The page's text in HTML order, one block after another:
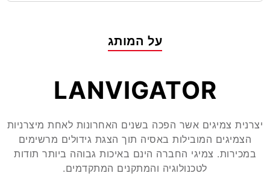
על המותג
LANVIGATOR
יצרנית צמיגים אשר הפכה בשנים האחרונות לאחת מיצרניות
הצמיגים המובילות באסיה תוך הצגת גידולים מרשימים
במכירות. צמיגי החברה הינם באיכות גבוהה ביותר תודות
לטכנולוגיה והמתקנים המתקדמים.